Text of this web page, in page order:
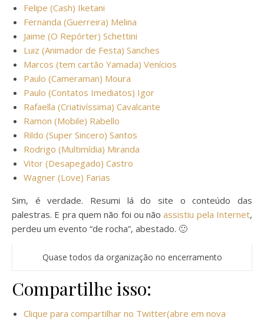
Felipe (Cash) Iketani
Fernanda (Guerreira) Melina
Jaime (O Repórter) Schettini
Luiz (Animador de Festa) Sanches
Marcos (tem cartão Yamada) Venícios
Paulo (Cameraman) Moura
Paulo (Contatos Imediatos) Igor
Rafaella (Criativíssima) Cavalcante
Ramon (Mobile) Rabello
Rildo (Super Sincero) Santos
Rodrigo (Multimídia) Miranda
Vitor (Desapegado) Castro
Wagner (Love) Farias
Sim, é verdade. Resumi lá do site o conteúdo das
palestras. E pra quem não foi ou nãoassistiu pela Internet,
perdeu um evento “de rocha”, abestado. 🙂
Quase todos da organização no encerramento
Compartilhe isso:
Clique para compartilhar no Twitter(abre em nova